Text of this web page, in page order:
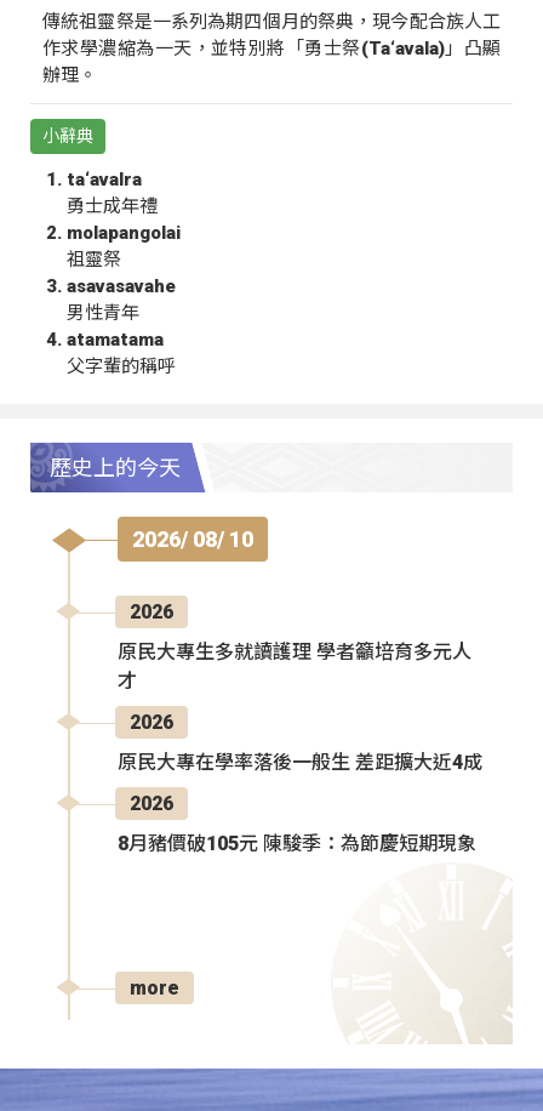
傳統祖靈祭是一系列為期四個月的祭典，現今配合族人工
作求學濃縮為一天，並特別將「勇士祭(Ta‘avala)」凸顯
辦理。
小辭典
ta‘avalra
勇士成年禮
molapangolai
祖靈祭
asavasavahe
男性青年
atamatama
父字輩的稱呼
歷史上的今天
2026/ 08/ 10
2026
原民大專生多就讀護理 學者籲培育多元人
才
2026
原民大專在學率落後一般生 差距擴大近4成
2026
8月豬價破105元 陳駿季：為節慶短期現象
more